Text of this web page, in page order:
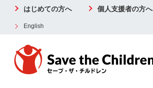
はじめての方へ 個人支援者の方へ
English